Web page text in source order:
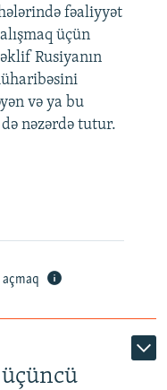
fəaliyyət
üçün
Rusiyanın
və ya bu
nəzərdə tutur.